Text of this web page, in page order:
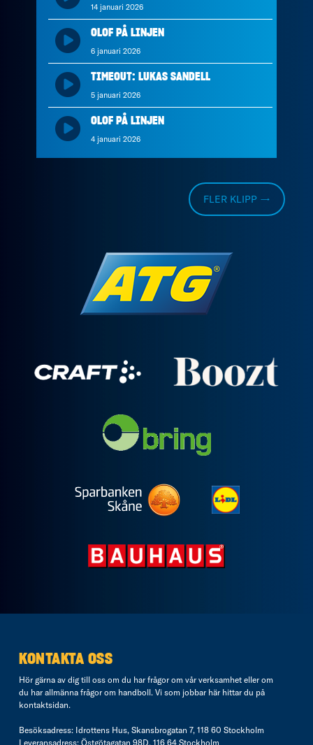
14 januari 2026
OLOF PÅ LINJEN
6 januari 2026
TIMEOUT: LUKAS SANDELL
5 januari 2026
OLOF PÅ LINJEN
4 januari 2026
FLER KLIPP →
KONTAKTA OSS
Hör gärna av dig till oss om du har frågor om vår verksamhet eller om
du har allmänna frågor om handboll. Vi som jobbar här hittar du på
kontaktsidan.
Besöksadress: Idrottens Hus, Skansbrogatan 7, 118 60 Stockholm
Leveransadress: Östgötagatan 98D, 116 64 Stockholm